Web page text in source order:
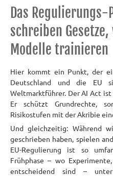
Das Regulierungs-
schreiben
Modelle trainieren
Hier kommt ein Punkt, der
Deutschland und die EU
Weltmarktführer. Der AI Act
Er schützt Grundrechte,
Risikostufen mit der Akribie
Und gleichzeitig: Während
geschrieben haben, spielen
EU-Regulierung ist so
Frühphase – wo
entscheidend sind –